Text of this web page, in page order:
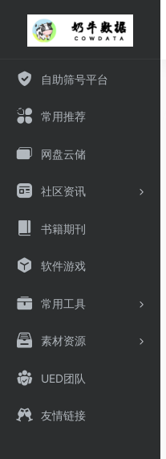
自助筛号平台
常用推荐
网盘云储
社区资讯
书籍期刊
软件游戏
常用工具
素材资源
UED团队
友情链接